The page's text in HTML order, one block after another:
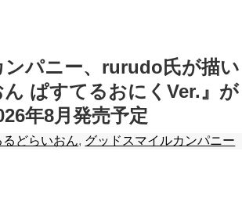
パニー、rurudo氏が描い
ぱすてるおにくVer.』が
年8月発売予定
るどらいおん, グッドスマイルカンパニー